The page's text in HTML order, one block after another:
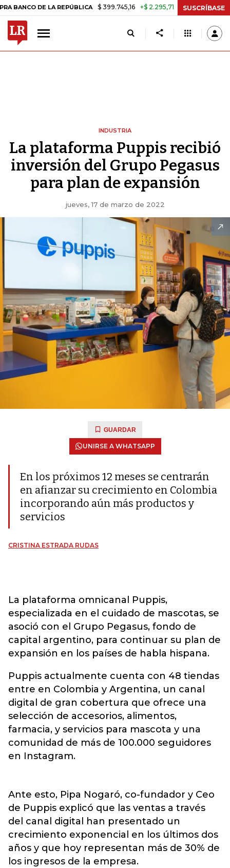
DE LA REPÚBLICA $ 399.745,16 +$ 2.295,71 +0,58% TASA DE
SUSCRÍBASE
INDUSTRIA
La plataforma Puppis recibió
inversión del Grupo Pegasus
para plan de expansión
jueves, 17 de marzo de 2022
GUARDAR
UNIRSE A WHATSAPP
En los próximos 12 meses se centrarán
en afianzar su crecimiento en Colombia
incorporando aún más productos y
servicios
CRISTINA ESTRADA RUDAS
La plataforma omnicanal Puppis,
especializada en el cuidado de mascotas, se
asoció con el Grupo Pegasus, fondo de
capital argentino, para continuar su plan de
expansión en los países de habla hispana.
Puppis actualmente cuenta con 48 tiendas
entre en Colombia y Argentina, un canal
digital de gran cobertura que ofrece una
selección de accesorios, alimentos,
farmacia, y servicios para mascota y una
comunidad de más de 100.000 seguidores
en Instagram.
Ante esto, Pipa Nogaró, co-fundador y Ceo
de Puppis explicó que las ventas a través
del canal digital han presentado un
crecimiento exponencial en los últimos dos
años y que hoy representan más de 30% de
los ingresos de la empresa.